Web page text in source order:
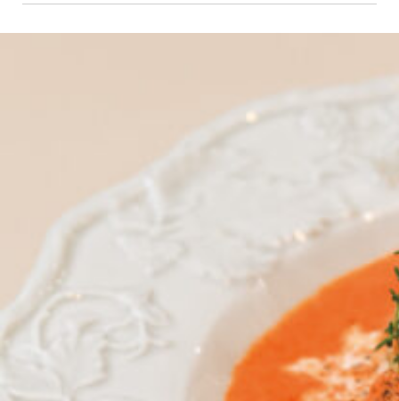
カレーが好き
私と店のはなし
今月の京みやげ
京都の書店
CULTURE